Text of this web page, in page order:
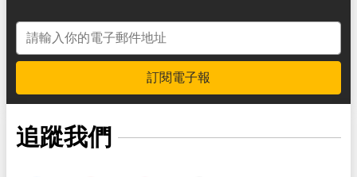
電子郵件地址
訂閱電子報
追蹤我們